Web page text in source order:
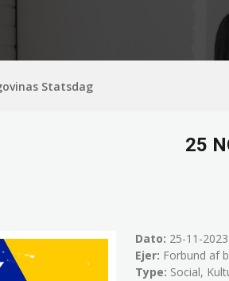
Statsdag
25
Dato: 25-11-2023
Ejer: Forbund af
Type: Social,